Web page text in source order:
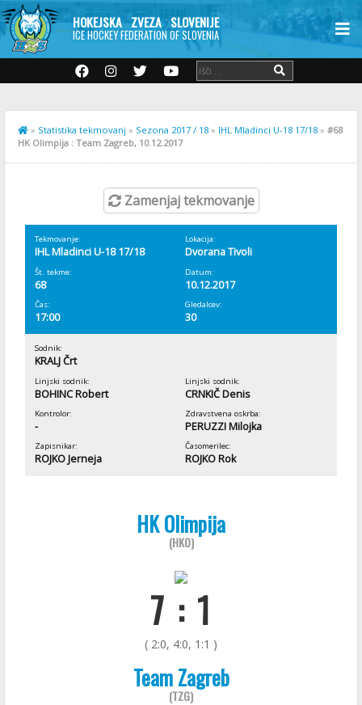
HOKEJSKA ZVEZA SLOVENIJE
ICE HOCKEY FEDERATION OF SLOVENIA
» Statistika tekmovanj » Sezona 2017 / 18 » IHL Mladinci U-18 17/18 » #68
HK Olimpija : Team Zagreb, 10.12.2017
Zamenjaj tekmovanje
Tekmovanje:
IHL Mladinci U-18 17/18
Lokacija:
Dvorana Tivoli
Št. tekme:
68
Datum:
10.12.2017
Čas:
17:00
Gledalcev:
30
Sodnik:
KRALJ Črt
Linjski sodnik:
BOHINC Robert
Linjski sodnik:
CRNKIČ Denis
Kontrolor:
-
Zdravstvena oskrba:
PERUZZI Milojka
Zapisnikar:
ROJKO Jerneja
Časomerilec:
ROJKO Rok
HK Olimpija
(HKO)
7 : 1
( 2:0, 4:0, 1:1 )
Team Zagreb
(TZG)